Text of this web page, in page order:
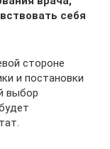
себя
стороне
и постановки
выбор